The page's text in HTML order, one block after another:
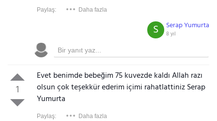
Paylaş: Daha fazla
Serap Yumurta
8 yıl
S
1
Evet benimde bebeğim 75 kuvezde kaldı Allah razı
olsun çok teşekkür ederim içimi rahatlattiniz Serap
Yumurta
Paylaş: Daha fazla